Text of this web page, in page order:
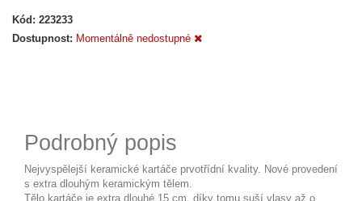
Kód: 223233
Dostupnost: Momentálně nedostupné
Podrobný popis
Nejvyspělejší keramické kartáče prvotřídní kvality. Nové provedení
s extra dlouhým keramickým tělem.
Tělo kartáče je extra dlouhé 15 cm, díky tomu suší vlasy až o